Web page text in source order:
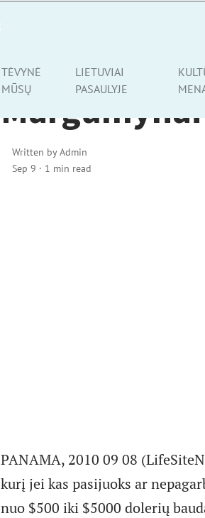
TĖVYNĖ
MŪSŲ
LIETUVIAI
PASAULYJE
ŠIS BEI TAS
Margumynai
Written byAdmin
Sep 9 · 1 min read
PANAMA, 2010 09 08
kurį jei kas pasijuoks ar
nuo $500 iki $5000 dolerių